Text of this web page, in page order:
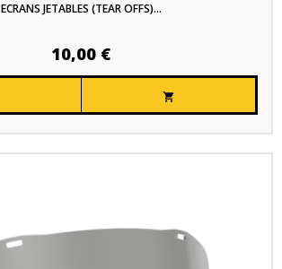
ECRANS JETABLES (TEAR OFFS)...
10,00 €
